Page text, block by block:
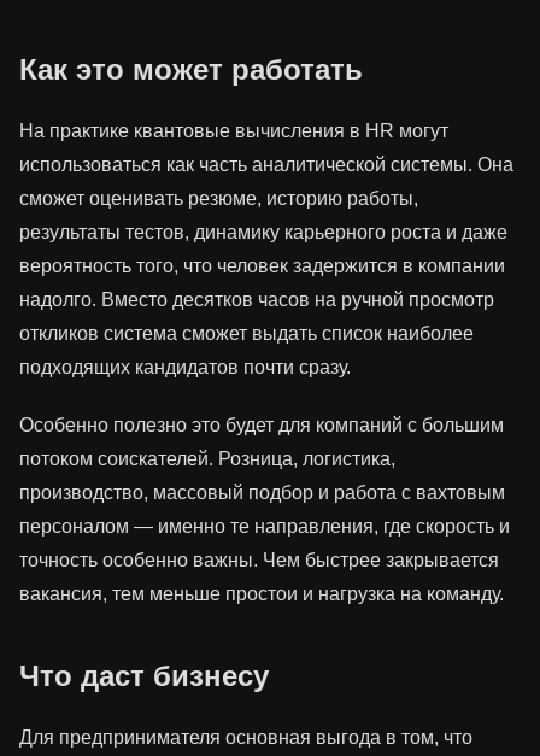
Как это может работать
На практике квантовые вычисления в HR могут
использоваться как часть аналитической системы. Она
сможет оценивать резюме, историю работы,
результаты тестов, динамику карьерного роста и даже
вероятность того, что человек задержится в компании
надолго. Вместо десятков часов на ручной просмотр
откликов система сможет выдать список наиболее
подходящих кандидатов почти сразу.
Особенно полезно это будет для компаний с большим
потоком соискателей. Розница, логистика,
производство, массовый подбор и работа с вахтовым
персоналом — именно те направления, где скорость и
точность особенно важны. Чем быстрее закрывается
вакансия, тем меньше простои и нагрузка на команду.
Что даст бизнесу
Для предпринимателя основная выгода в том, что